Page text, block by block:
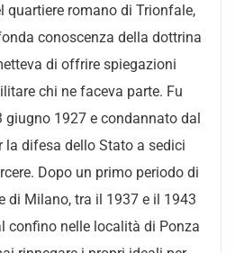
quartiere romano di Trionfale,
conoscenza della dottrina
di offrire spiegazioni
chi ne faceva parte. Fu
giugno 1927 e condannato dal
la difesa dello Stato a sedici
Dopo un primo periodo di
di Milano, tra il 1937 e il 1943
confino nelle località di Ponza